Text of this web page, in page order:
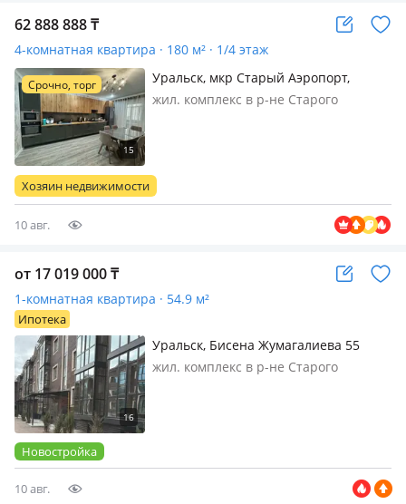
62 888 888₸
4-комнатная квартира · 180 м² · 1/4 этаж
Срочно, торг
Уральск, мкр Старый Аэропорт,
Михаила Абдолова 40/6
жил. комплекс в р-не Старого
отдельный, интернет проводной,
меблирована полностью, Элитный…
Хозяин недвижимости
10 авг.
от 17 019 000₸
1-комнатная квартира · 54.9 м²
Ипотека
Уральск, Бисена Жумагалиева 55
жил. комплекс в р-не Старого
Новостройка
10 авг.